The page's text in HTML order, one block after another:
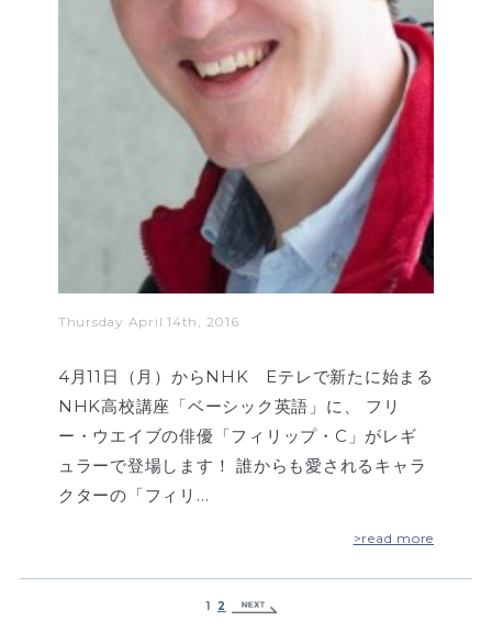
Thursday April 14th, 2016
4月11日（月）からNHK Eテレで新たに始まる
NHK高校講座「ベーシック英語」に、 フリ
ー・ウエイブの俳優「フィリップ・C」がレギ
ュラーで登場します！ 誰からも愛されるキャラ
クターの「フィリ…
>read more
1 2